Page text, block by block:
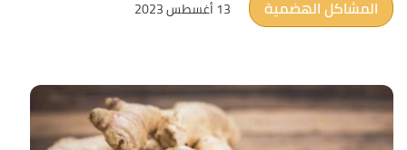
المشاكل الهضمية 13 أغسطس 2023